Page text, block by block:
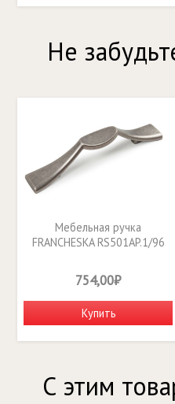
Не
Мебельная ручка
FRANCHESKA RS501AP.1/96
754,00₽
Купить
С этим